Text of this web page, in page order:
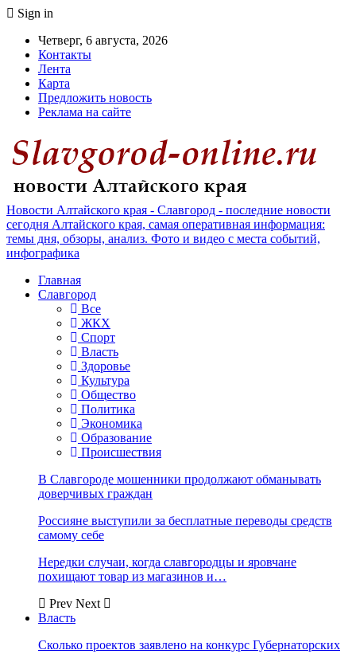
Sign in
Четверг, 6 августа, 2026
Контакты
Лента
Карта
Предложить новость
Реклама на сайте
Новости Алтайского края - Славгород - последние новости
сегодня Алтайского края, самая оперативная информация:
темы дня, обзоры, анализ. Фото и видео с места событий,
инфографика
Главная
Славгород
Все
ЖКХ
Спорт
Власть
Здоровье
Культура
Общество
Политика
Экономика
Образование
Происшествия
В Славгороде мошенники продолжают обманывать
доверчивых граждан
Россияне выступили за бесплатные переводы средств
самому себе
Нередки случаи, когда славгородцы и яровчане
похищают товар из магазинов и…
Prev Next
Власть
Сколько проектов заявлено на конкурс Губернаторских